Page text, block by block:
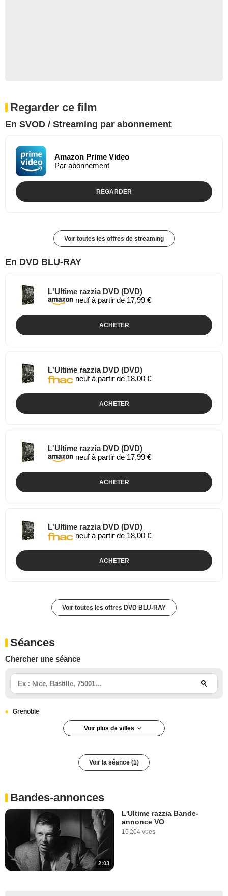
Regarder ce film
En SVOD / Streaming par abonnement
Amazon Prime Video
Par abonnement
REGARDER
Voir toutes les offres de streaming
En DVD BLU-RAY
L'Ultime razzia DVD (DVD)
neuf à partir de 17,99 €
ACHETER
L'Ultime razzia DVD (DVD)
neuf à partir de 18,00 €
ACHETER
L'Ultime razzia DVD (DVD)
neuf à partir de 17,99 €
ACHETER
L'Ultime razzia DVD (DVD)
neuf à partir de 18,00 €
ACHETER
Voir toutes les offres DVD BLU-RAY
Séances
Chercher une séance
Grenoble
Voir plus de villes
Paris 5e arrondissement
Voir la séance (1)
Bandes-annonces
2:03
L'Ultime razzia Bande-
annonce VO
16 204 vues